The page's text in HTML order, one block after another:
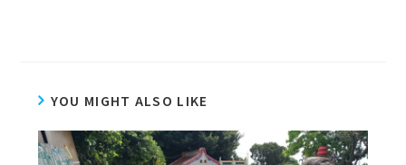
YOU MIGHT ALSO LIKE